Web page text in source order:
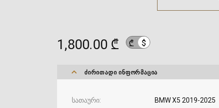
1,800.00 ₾ ₾ $
ᲫᲘᲠᲘᲗᲐᲓᲘ ᲘᲜᲤᲝᲠᲛᲐᲪᲘᲐ
სათაური
BMW X5 2019-2025